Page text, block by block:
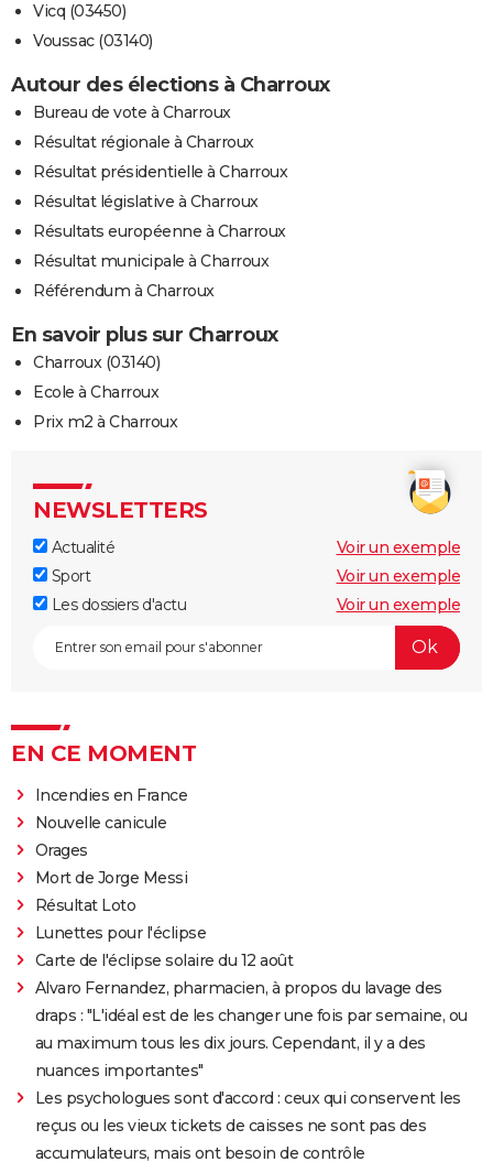
Vicq (03450)
Voussac (03140)
Autour des élections à Charroux
Bureau de vote à Charroux
Résultat régionale à Charroux
Résultat présidentielle à Charroux
Résultat législative à Charroux
Résultats européenne à Charroux
Résultat municipale à Charroux
Référendum à Charroux
En savoir plus sur Charroux
Charroux (03140)
Ecole à Charroux
Prix m2 à Charroux
NEWSLETTERS
Actualité
Voir un exemple
Sport
Voir un exemple
Les dossiers d'actu
Voir un exemple
EN CE MOMENT
Incendies en France
Nouvelle canicule
Orages
Mort de Jorge Messi
Résultat Loto
Lunettes pour l'éclipse
Carte de l'éclipse solaire du 12 août
Alvaro Fernandez, pharmacien, à propos du lavage des
draps : "L'idéal est de les changer une fois par semaine, ou
au maximum tous les dix jours. Cependant, il y a des
nuances importantes"
Les psychologues sont d'accord : ceux qui conservent les
reçus ou les vieux tickets de caisses ne sont pas des
accumulateurs, mais ont besoin de contrôle